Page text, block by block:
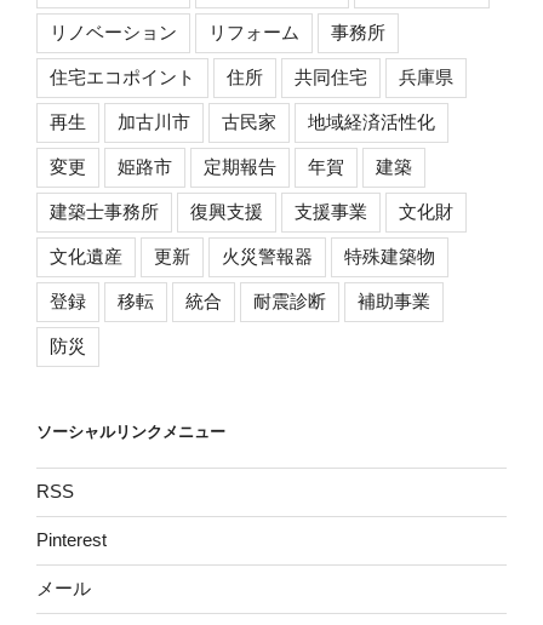
リノベーション リフォーム 事務所
住宅エコポイント 住所 共同住宅 兵庫県
再生 加古川市 古民家 地域経済活性化
変更 姫路市 定期報告 年賀 建築
建築士事務所 復興支援 支援事業 文化財
文化遺産 更新 火災警報器 特殊建築物
登録 移転 統合 耐震診断 補助事業
防災
ソーシャルリンクメニュー
RSS
Pinterest
メール